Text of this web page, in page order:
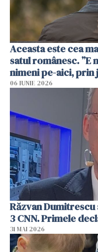
Aceasta este cea
satul românesc. ”E
nimeni pe-aici, prin
06 IUNIE 2026
Răzvan
3 CNN. Primele
31 MAI 2026